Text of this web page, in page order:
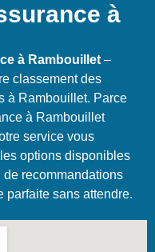
à
à Rambouillet –
classement des
à Rambouillet. Parce
à Rambouillet
service vous
options disponibles
de recommandations
parfaite sans attendre.